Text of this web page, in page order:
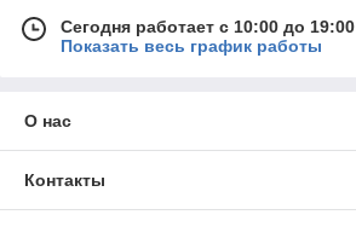
Сегодня работает с 10:00 до 19:00
Показать весь график работы
О нас
Контакты